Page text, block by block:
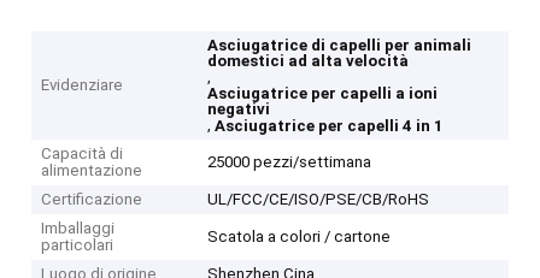
Evidenziare
Asciugatrice di capelli per animali
domestici ad alta velocità
,
Asciugatrice per capelli a ioni
negativi
,Asciugatrice per capelli 4 in 1
Capacità di
alimentazione
25000 pezzi/settimana
Certificazione
UL/FCC/CE/ISO/PSE/CB/RoHS
Imballaggi
particolari
Scatola a colori / cartone
Luogo di origine
Shenzhen Cina